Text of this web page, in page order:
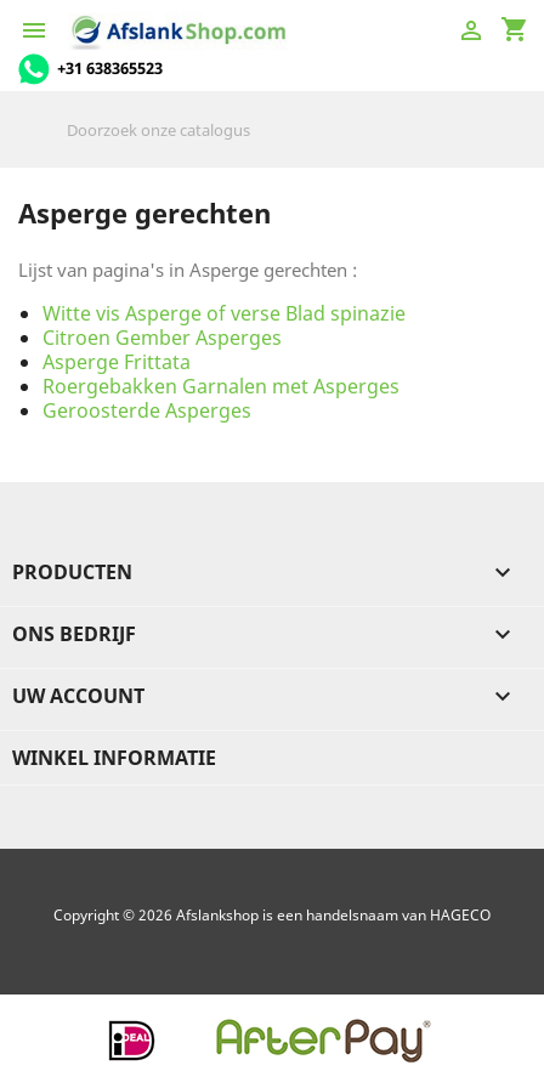
 shopping_cart

+31 638365523
Asperge gerechten
Lijst van pagina's in Asperge gerechten :
Witte vis Asperge of verse Blad spinazie
Citroen Gember Asperges
Asperge Frittata
Roergebakken Garnalen met Asperges
Geroosterde Asperges
PRODUCTEN 
ONS BEDRIJF 
UW ACCOUNT 
WINKEL INFORMATIE
Copyright © 2026 Afslankshop is een handelsnaam van HAGECO